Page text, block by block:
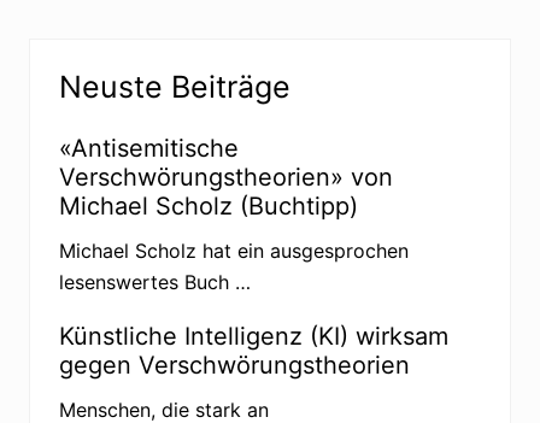
t
F
i
n
d
b
i
d
e
r
Q
A
n
n
Neuste Beiträge
«Antisemitische
Verschwörungstheorien» von
Michael Scholz (Buchtipp)
Michael Scholz hat ein ausgesprochen
lesenswertes Buch …
Künstliche Intelligenz (KI) wirksam
gegen Verschwörungstheorien
Menschen, die stark an